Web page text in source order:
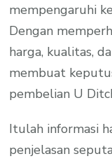
mempengaruhi
Dengan
harga, kualitas,
membuat
pembelian U
Itulah informasi
penjelasan